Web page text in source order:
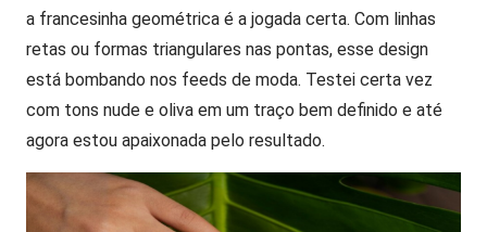
a francesinha geométrica é a jogada certa. Com linhas
retas ou formas triangulares nas pontas, esse design
está bombando nos feeds de moda. Testei certa vez
com tons nude e oliva em um traço bem definido e até
agora estou apaixonada pelo resultado.